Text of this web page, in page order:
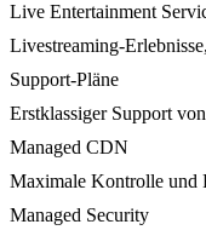
Live Entertainment
Livestreaming-
Support-Pläne
Erstklassiger Support
Managed CDN
Maximale Kontrolle und
Managed Security